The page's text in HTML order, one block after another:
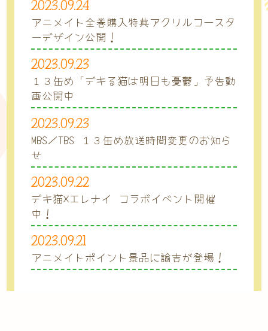
2023.09.24
アニメイト全巻購入特典アクリルコースタ
ーデザイン公開！
2023.09.23
１３缶め「デキる猫は明日も憂鬱」予告動
画公開中
2023.09.23
MBS／TBS １３缶め放送時間変更のお知ら
せ
2023.09.22
デキ猫×エレナイ コラボイベント開催
中！
2023.09.21
アニメイトポイント景品に諭吉が登場！